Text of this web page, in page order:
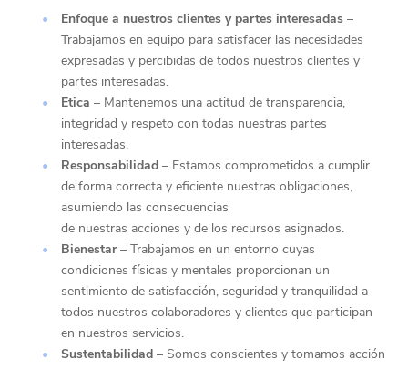
Enfoque a nuestros clientes y partes interesadas –
Trabajamos en equipo para satisfacer las necesidades
expresadas y percibidas de todos nuestros clientes y
partes interesadas.
Etica – Mantenemos una actitud de transparencia,
integridad y respeto con todas nuestras partes
interesadas.
Responsabilidad – Estamos comprometidos a cumplir
de forma correcta y eficiente nuestras obligaciones,
asumiendo las consecuencias
de nuestras acciones y de los recursos asignados.
Bienestar– Trabajamos en un entorno cuyas
condiciones físicas y mentales proporcionan un
sentimiento de satisfacción, seguridad y tranquilidad a
todos nuestros colaboradores y clientes que participan
en nuestros servicios.
Sustentabilidad – Somos conscientes y tomamos acción